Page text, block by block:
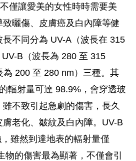
僅讓愛美的女性時時需要美
曬傷、皮膚癌及白內障等健
不同分為 UV-A（波長在 315
B（波長為 280 至 315
為 200 至 280 nm）三種。其
輻射量可達 98.9%，會穿透玻
不致引起急劇的傷害，長久
老化、皺紋及白內障。UV-B
雖然到達地表的輻射量僅
物的傷害最為顯著，不僅會引